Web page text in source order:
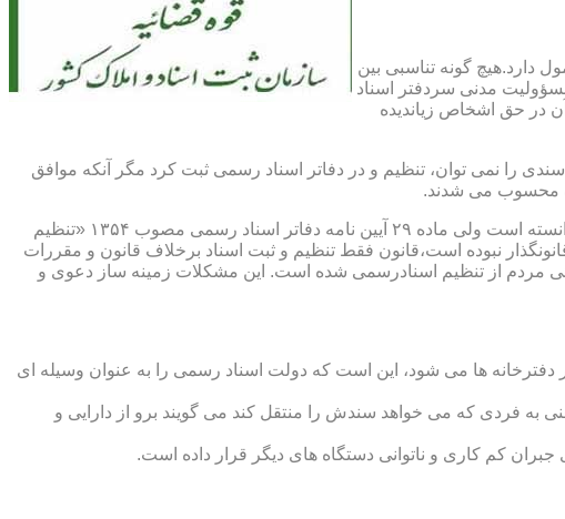
گونه تناسبی بین
مدنی سردفتر اسناد
در حق اشخاص زیاندیده
رسمی مطابق ماده ۱۶ آیین نامه دفاتر اسناد رسمی مصوب ۱۳۱۷ مقرر شده که هیچ سندی را نمی توان، تنظیم و در دفاتر اسناد رسمی ثبت کرد مگر آنکه موافق
محسوب می شدند.
ماده ۲۹ و ثبت اسناد رسمی: قانونگذار فقط تنظیم و ثبت اسناد برخلاف قانون و مقررات موضوعه را تخلف و مستوجب مجازات دانسته است ولی ماده ۲۹ آیین نامه دفاتر اسناد رسمی مصوب ۱۳۵۴ «تنظیم
نبوده است،قانون فقط تنظیم و ثبت اسناد برخلاف قانون و مقررات
مردم از تنظیم اسنادرسمی شده است. این مشکلات زمینه ساز دعوی و
ها می شود، این است که دولت اسناد رسمی را به عنوان وسیله ای
فردی که می خواهد سندش را منتقل کند می گویند برو از دارایی و
کم کاری و ناتوانی دستگاه های دیگر قرار داده است.